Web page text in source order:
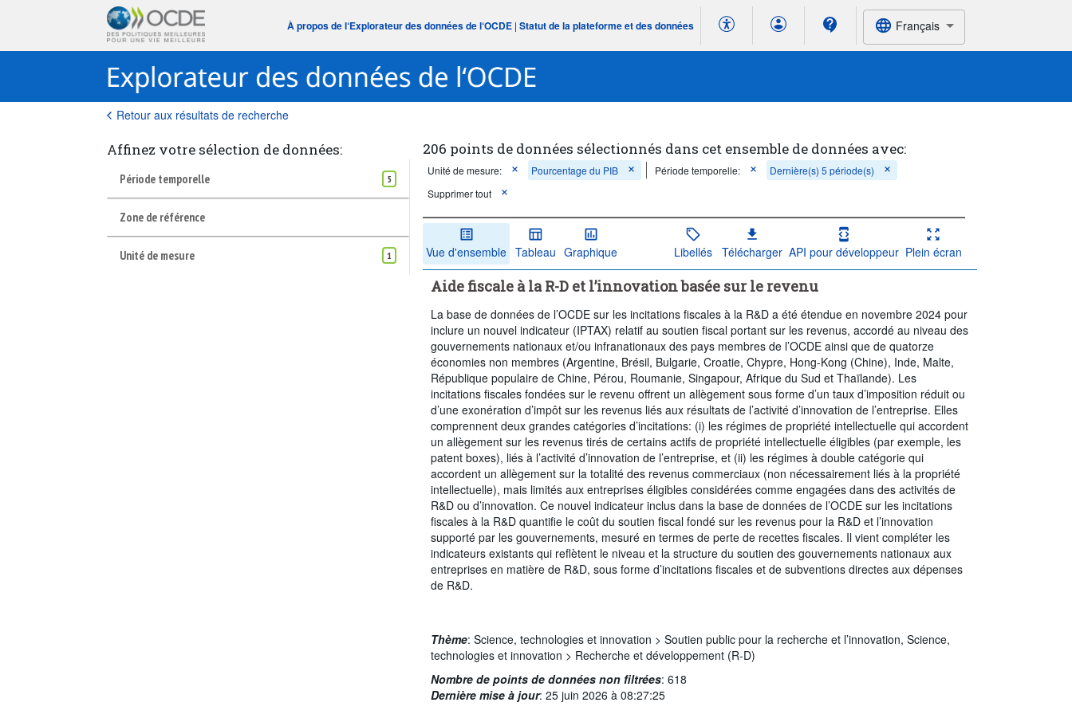
À propos de l‘Explorateur des données de l‘OCDE |Statut de la plateforme et des données Français
Retour aux résultats de recherche
Affinez votre sélection de données:
Période temporelle 5
Zone de référence
Unité de mesure 1
206 points de données sélectionnés dans cet ensemble de données avec:
Unité de mesure: Pourcentage du PIB Période temporelle:
Dernière(s) 5 période(s)
Supprimer tout
Vue d'ensemble Tableau Graphique Libellés Télécharger API pour développeur Plein écran
Aide fiscale à la R-D et l’innovation basée sur le revenu
La base de données de l’OCDE sur les incitations fiscales à la R&D a été étendue en novembre 2024 pour
inclure un nouvel indicateur (IPTAX) relatif au soutien fiscal portant sur les revenus, accordé au niveau des
gouvernements nationaux et/ou infranationaux des pays membres de l’OCDE ainsi que de quatorze
économies non membres (Argentine, Brésil, Bulgarie, Croatie, Chypre, Hong-Kong (Chine), Inde, Malte,
République populaire de Chine, Pérou, Roumanie, Singapour, Afrique du Sud et Thaïlande). Les
incitations fiscales fondées sur le revenu offrent un allègement sous forme d’un taux d’imposition réduit ou
d’une exonération d’impôt sur les revenus liés aux résultats de l’activité d’innovation de l’entreprise. Elles
comprennent deux grandes catégories d’incitations: (i) les régimes de propriété intellectuelle qui accordent
un allègement sur les revenus tirés de certains actifs de propriété intellectuelle éligibles (par exemple, les
patent boxes), liés à l’activité d’innovation de l’entreprise, et (ii) les régimes à double catégorie qui
accordent un allègement sur la totalité des revenus commerciaux (non nécessairement liés à la propriété
intellectuelle), mais limités aux entreprises éligibles considérées comme engagées dans des activités de
R&D ou d’innovation. Ce nouvel indicateur inclus dans la base de données de l’OCDE sur les incitations
fiscales à la R&D quantifie le coût du soutien fiscal fondé sur les revenus pour la R&D et l’innovation
supporté par les gouvernements, mesuré en termes de perte de recettes fiscales. Il vient compléter les
indicateurs existants qui reflètent le niveau et la structure du soutien des gouvernements nationaux aux
entreprises en matière de R&D, sous forme d’incitations fiscales et de subventions directes aux dépenses
de R&D.
Thème:Science, technologies et innovation >Soutien public pour la recherche et l’innovation,Science,
technologies et innovation > Recherche et développement (R-D)
Nombre de points de données non filtrées:618
Dernière mise à jour:25 juin 2026 à 08:27:25